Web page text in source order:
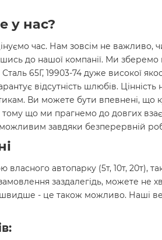
у нас?
час. Нам зовсім не
до нашої компанії. Ми зберемо
65Г, 19903-74 дуже високої
відсутність шлюбів.
Ви можете бути впевнені, що
тому що ми прагнемо до довгих
завдяки безперервній
власного автопарку (5т, 10т,
заздалегідь, можете не
- це також можливо. Наші